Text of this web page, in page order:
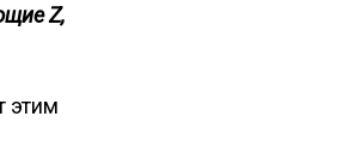
Z,
этим